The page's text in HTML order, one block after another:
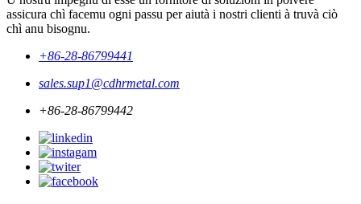
assicura chì facemu ogni passu per aiutà i nostri clienti à truvà ciò
chì anu bisognu.
+86-28-86799441
sales.sup1@cdhrmetal.com
+86-28-86799442